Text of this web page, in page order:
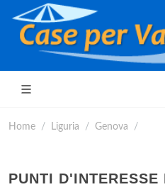
Home Liguria Genova
PUNTI